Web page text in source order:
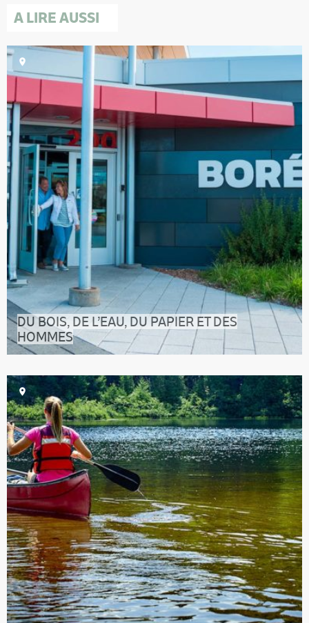
A LIRE AUSSI
DU BOIS, DE L’EAU, DU PAPIER ET DES
HOMMES
Vous connaissez les forêts sauvages de la Haute-
Mauricie ? Vous connaissez la ri